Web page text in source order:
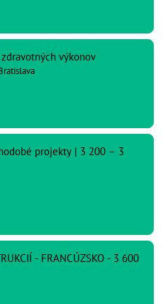
výkonov
projekty | 3 200 – 3
- FRANCÚZSKO - 3 600